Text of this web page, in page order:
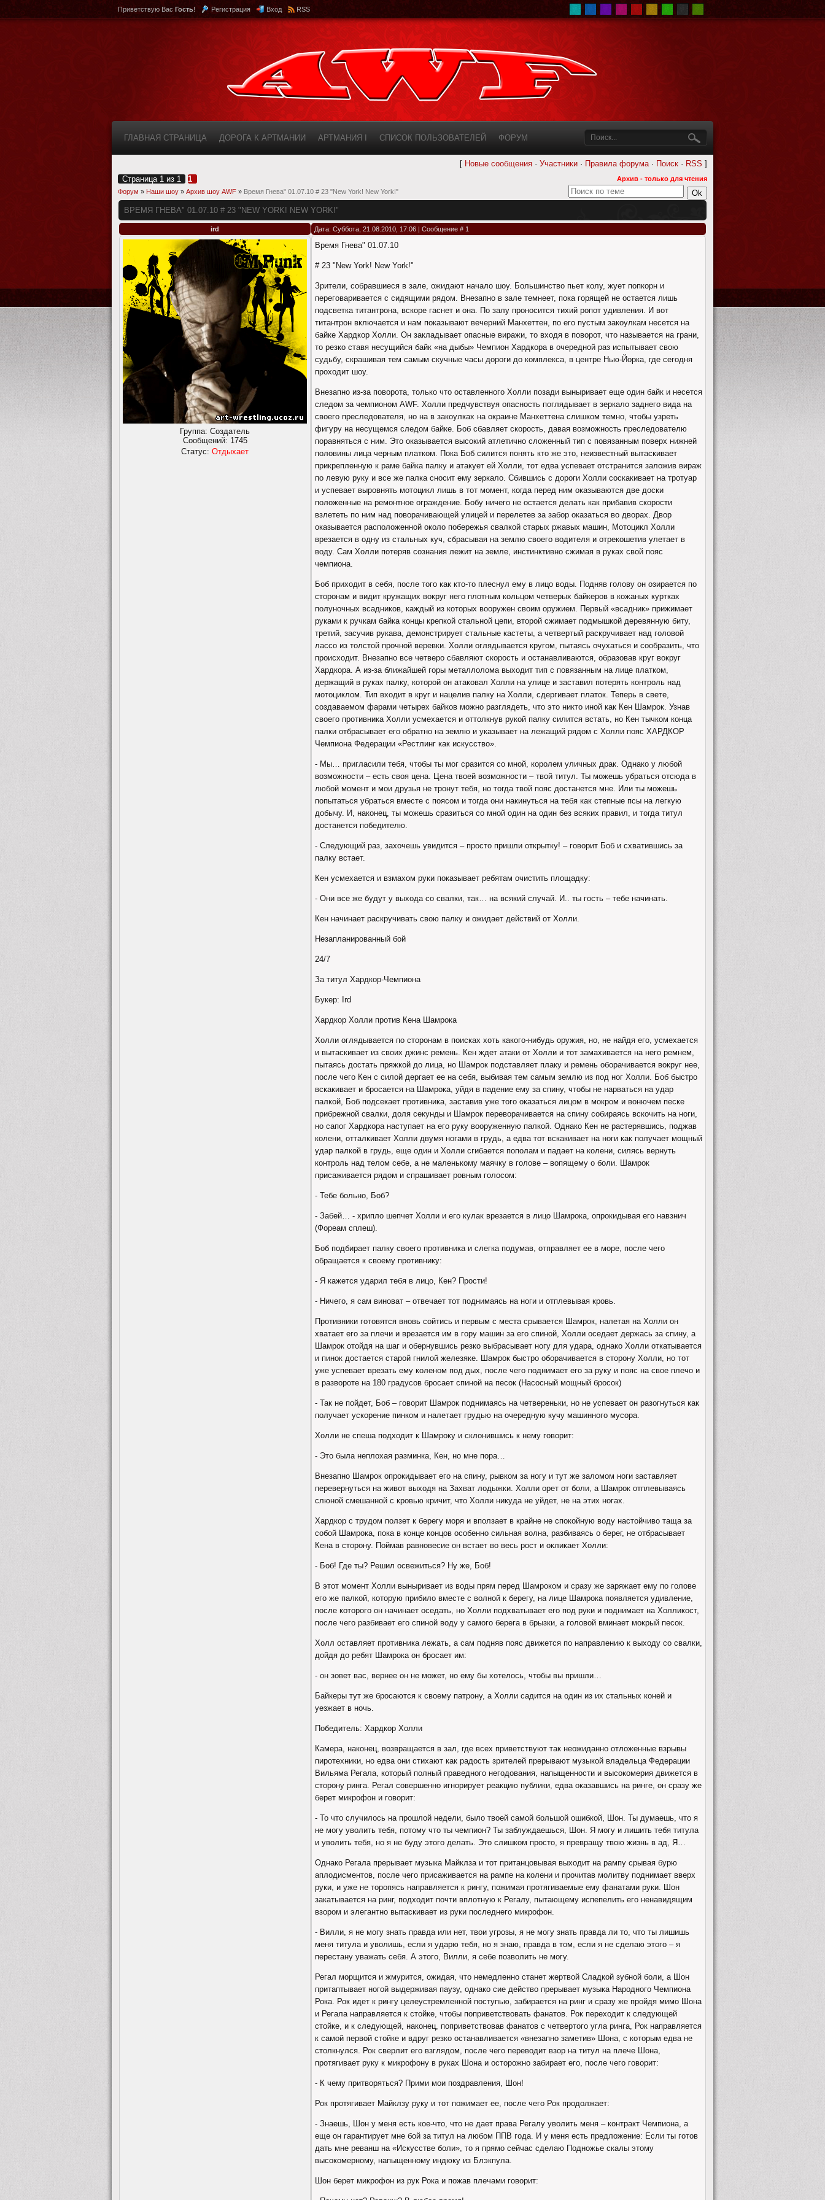
Приветствую Вас Гость! Регистрация Вход RSS
ГЛАВНАЯ СТРАНИЦА ДОРОГА К АРТМАНИИ АРТМАНИЯ I СПИСОК ПОЛЬЗОВАТЕЛЕЙ ФОРУМ
[ Новые сообщения · Участники · Правила форума· Поиск · RSS ]
Страница 1 из 1 1
Архив - только для чтения
Форум » Наши шоу » Архив шоу AWF » Время Гнева" 01.07.10 # 23 "New York! New York!"
ВРЕМЯ ГНЕВА" 01.07.10 # 23 "NEW YORK! NEW YORK!"
ird Дата: Суббота, 21.08.2010, 17:06 | Сообщение # 1
Группа: Создатель
Сообщений: 1745
Статус: Отдыхает
Время Гнева" 01.07.10
# 23 "New York! New York!"
Зрители, собравшиеся в зале, ожидают начало шоу. Большинство пьет колу, жует попкорн и
переговаривается с сидящими рядом. Внезапно в зале темнеет, пока горящей не остается лишь
подсветка титантрона, вскоре гаснет и она. По залу проносится тихий ропот удивления. И вот
титантрон включается и нам показывают вечерний Манхеттен, по его пустым закоулкам несется на
байке Хардкор Холли. Он закладывает опасные виражи, то входя в поворот, что называется на грани,
то резко ставя несущийся байк «на дыбы» Чемпион Хардкора в очередной раз испытывает свою
судьбу, скрашивая тем самым скучные часы дороги до комплекса, в центре Нью-Йорка, где сегодня
проходит шоу.
Внезапно из-за поворота, только что оставленного Холли позади выныривает еще один байк и несется
следом за чемпионом AWF. Холли предчувствуя опасность поглядывает в зеркало заднего вида на
своего преследователя, но на в закоулках на окраине Манхеттена слишком темно, чтобы узреть
фигуру на несущемся следом байке. Боб сбавляет скорость, давая возможность преследователю
поравняться с ним. Это оказывается высокий атлетично сложенный тип с повязанным поверх нижней
половины лица черным платком. Пока Боб силится понять кто же это, неизвестный вытаскивает
прикрепленную к раме байка палку и атакует ей Холли, тот едва успевает отстранится заложив вираж
по левую руку и все же палка сносит ему зеркало. Сбившись с дороги Холли соскакивает на тротуар
и успевает выровнять мотоцикл лишь в тот момент, когда перед ним оказываются две доски
положенные на ремонтное ограждение. Бобу ничего не остается делать как прибавив скорости
взлететь по ним над поворачивающей улицей и перелетев за забор оказаться во дворах. Двор
оказывается расположенной около побережья свалкой старых ржавых машин, Мотоцикл Холли
врезается в одну из стальных куч, сбрасывая на землю своего водителя и отрекошетив улетает в
воду. Сам Холли потеряв сознания лежит на земле, инстинктивно сжимая в руках свой пояс
чемпиона.
Боб приходит в себя, после того как кто-то плеснул ему в лицо воды. Подняв голову он озирается по
сторонам и видит кружащих вокруг него плотным кольцом четверых байкеров в кожаных куртках
полуночных всадников, каждый из которых вооружен своим оружием. Первый «всадник» прижимает
руками к ручкам байка концы крепкой стальной цепи, второй сжимает подмышкой деревянную биту,
третий, засучив рукава, демонстрирует стальные кастеты, а четвертый раскручивает над головой
лассо из толстой прочной веревки. Холли оглядывается кругом, пытаясь очухаться и сообразить, что
происходит. Внезапно все четверо сбавляют скорость и останавливаются, образовав круг вокруг
Хардкора. А из-за ближайшей горы металлолома выходит тип с повязанным на лице платком,
держащий в руках палку, которой он атаковал Холли на улице и заставил потерять контроль над
мотоциклом. Тип входит в круг и нацелив палку на Холли, сдергивает платок. Теперь в свете,
создаваемом фарами четырех байков можно разглядеть, что это никто иной как Кен Шамрок. Узнав
своего противника Холли усмехается и оттолкнув рукой палку силится встать, но Кен тычком конца
палки отбрасывает его обратно на землю и указывает на лежащий рядом с Холли пояс ХАРДКОР
Чемпиона Федерации «Рестлинг как искусство».
- Мы… пригласили тебя, чтобы ты мог сразится со мной, королем уличных драк. Однако у любой
возможности – есть своя цена. Цена твоей возможности – твой титул. Ты можешь убраться отсюда в
любой момент и мои друзья не тронут тебя, но тогда твой пояс достанется мне. Или ты можешь
попытаться убраться вместе с поясом и тогда они накинуться на тебя как степные псы на легкую
добычу. И, наконец, ты можешь сразиться со мной один на один без всяких правил, и тогда титул
достанется победителю.
- Следующий раз, захочешь увидится – просто пришли открытку! – говорит Боб и схватившись за
палку встает.
Кен усмехается и взмахом руки показывает ребятам очистить площадку:
- Они все же будут у выхода со свалки, так… на всякий случай. И.. ты гость – тебе начинать.
Кен начинает раскручивать свою палку и ожидает действий от Холли.
Незапланированный бой
24/7
За титул Хардкор-Чемпиона
Букер: Ird
Хардкор Холли против Кена Шамрока
Холли оглядывается по сторонам в поисках хоть какого-нибудь оружия, но, не найдя его, усмехается
и вытаскивает из своих джинс ремень. Кен ждет атаки от Холли и тот замахивается на него ремнем,
пытаясь достать пряжкой до лица, но Шамрок подставляет плаку и ремень оборачивается вокруг нее,
после чего Кен с силой дергает ее на себя, выбивая тем самым землю из под ног Холли. Боб быстро
вскакивает и бросается на Шамрока, уйдя в падение ему за спину, чтобы не нарваться на удар
палкой, Боб подсекает противника, заставив уже того оказаться лицом в мокром и вонючем песке
прибрежной свалки, доля секунды и Шамрок переворачивается на спину собираясь вскочить на ноги,
но сапог Хардкора наступает на его руку вооруженную палкой. Однако Кен не растерявшись, поджав
колени, отталкивает Холли двумя ногами в грудь, а едва тот вскакивает на ноги как получает мощный
удар палкой в грудь, еще один и Холли сгибается пополам и падает на колени, силясь вернуть
контроль над телом себе, а не маленькому маячку в голове – вопящему о боли. Шамрок
присаживается рядом и спрашивает ровным голосом:
- Тебе больно, Боб?
- Забей… - хрипло шепчет Холли и его кулак врезается в лицо Шамрока, опрокидывая его навзнич
(Фореам сплеш).
Боб подбирает палку своего противника и слегка подумав, отправляет ее в море, после чего
обращается к своему противнику:
- Я кажется ударил тебя в лицо, Кен? Прости!
- Ничего, я сам виноват – отвечает тот поднимаясь на ноги и отплевывая кровь.
Противники готовятся вновь сойтись и первым с места срывается Шамрок, налетая на Холли он
хватает его за плечи и врезается им в гору машин за его спиной, Холли оседает держась за спину, а
Шамрок отойдя на шаг и обернувшись резко выбрасывает ногу для удара, однако Холли откатывается
и пинок достается старой гнилой железяке. Шамрок быстро оборачивается в сторону Холли, но тот
уже успевает врезать ему коленом под дых, после чего поднимает его за руку и пояс на свое плечо и
в развороте на 180 градусов бросает спиной на песок (Насосный мощный бросок)
- Так не пойдет, Боб – говорит Шамрок поднимаясь на четвереньки, но не успевает он разогнуться как
получает ускорение пинком и налетает грудью на очередную кучу машинного мусора.
Холли не спеша подходит к Шамроку и склонившись к нему говорит:
- Это была неплохая разминка, Кен, но мне пора…
Внезапно Шамрок опрокидывает его на спину, рывком за ногу и тут же заломом ноги заставляет
перевернуться на живот выходя на Захват лодыжки. Холли орет от боли, а Шамрок отплевываясь
слюной смешанной с кровью кричит, что Холли никуда не уйдет, не на этих ногах.
Хардкор с трудом ползет к берегу моря и вползает в крайне не спокойную воду настойчиво таща за
собой Шамрока, пока в конце концов особенно сильная волна, разбиваясь о берег, не отбрасывает
Кена в сторону. Поймав равновесие он встает во весь рост и окликает Холли:
- Боб! Где ты? Решил освежиться? Ну же, Боб!
В этот момент Холли выныривает из воды прям перед Шамроком и сразу же заряжает ему по голове
его же палкой, которую прибило вместе с волной к берегу, на лице Шамрока появляется удивление,
после которого он начинает оседать, но Холли подхватывает его под руки и поднимает на Холликост,
после чего разбивает его спиной воду у самого берега в брызки, а головой вминает мокрый песок.
Холл оставляет противника лежать, а сам подняв пояс движется по направлению к выходу со свалки,
дойдя до ребят Шамрока он бросает им:
- он зовет вас, вернее он не может, но ему бы хотелось, чтобы вы пришли…
Байкеры тут же бросаются к своему патрону, а Холли садится на один из их стальных коней и
уезжает в ночь.
Победитель: Хардкор Холли
Камера, наконец, возвращается в зал, где всех приветствуют так неожиданно отложенные взрывы
пиротехники, но едва они стихают как радость зрителей прерывают музыкой владельца Федерации
Вильяма Регала, который полный праведного негодования, напыщенности и высокомерия движется в
сторону ринга. Регал совершенно игнорирует реакцию публики, едва оказавшись на ринге, он сразу же
берет микрофон и говорит:
- То что случилось на прошлой недели, было твоей самой большой ошибкой, Шон. Ты думаешь, что я
не могу уволить тебя, потому что ты чемпион? Ты заблуждаешься, Шон. Я могу и лишить тебя титула
и уволить тебя, но я не буду этого делать. Это слишком просто, я превращу твою жизнь в ад, Я…
Однако Регала прерывает музыка Майклза и тот пританцовывая выходит на рампу срывая бурю
аплодисментов, после чего присаживается на рампе на колени и прочитав молитву поднимает вверх
руки, и уже не торопясь направляется к рингу, пожимая протягиваемые ему фанатами руки. Шон
закатывается на ринг, подходит почти вплотную к Регалу, пытающему испепелить его ненавидящим
взором и элегантно вытаскивает из руки последнего микрофон.
- Вилли, я не могу знать правда или нет, твои угрозы, я не могу знать правда ли то, что ты лишишь
меня титула и уволишь, если я ударю тебя, но я знаю, правда в том, если я не сделаю этого – я
перестану уважать себя. А этого, Вилли, я себе позволить не могу.
Регал морщится и жмурится, ожидая, что немедленно станет жертвой Сладкой зубной боли, а Шон
притаптывает ногой выдерживая паузу, однако сие действо прерывает музыка Народного Чемпиона
Рока. Рок идет к рингу целеустремленной поступью, забирается на ринг и сразу же пройдя мимо Шона
и Регала направляется к стойке, чтобы поприветствовать фанатов. Рок переходит к следующей
стойке, и к следующей, наконец, поприветствовав фанатов с четвертого угла ринга, Рок направляется
к самой первой стойке и вдруг резко останавливается «внезапно заметив» Шона, с которым едва не
столкнулся. Рок сверлит его взглядом, после чего переводит взор на титул на плече Шона,
протягивает руку к микрофону в руках Шона и осторожно забирает его, после чего говорит:
- К чему притворяться? Прими мои поздравления, Шон!
Рок протягивает Майклзу руку и тот пожимает ее, после чего Рок продолжает:
- Знаешь, Шон у меня есть кое-что, что не дает права Регалу уволить меня – контракт Чемпиона, а
еще он гарантирует мне бой за титул на любом ППВ года. И у меня есть предложение: Если ты готов
дать мне реванш на «Искусстве боли», то я прямо сейчас сделаю Подножье скалы этому
высокомерному, напыщенному индюку из Блэкпула.
Шон берет микрофон из рук Рока и пожав плечами говорит: